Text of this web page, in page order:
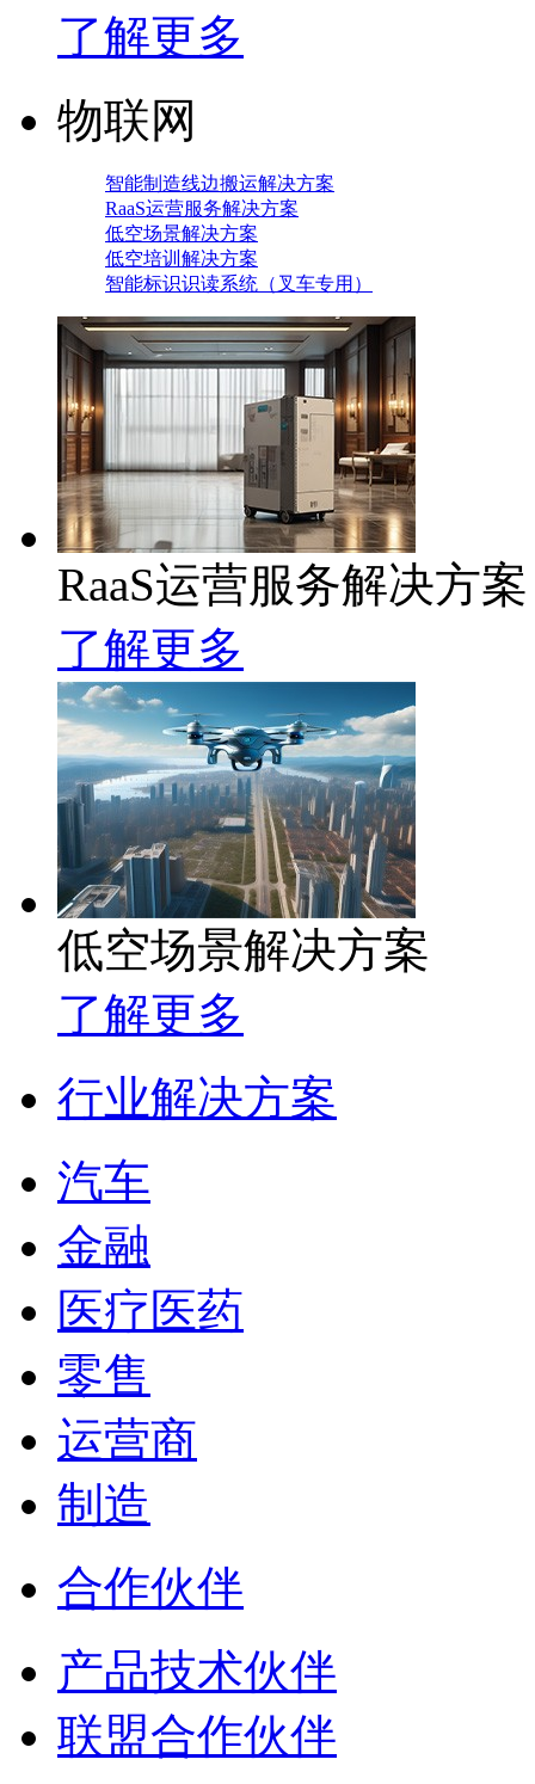
了解更多
物联网
智能制造线边搬运解决方案
RaaS运营服务解决方案
低空场景解决方案
低空培训解决方案
智能标识识读系统（叉车专用）
RaaS运营服务解决方案
了解更多
低空场景解决方案
了解更多
行业解决方案
汽车
金融
医疗医药
零售
运营商
制造
合作伙伴
产品技术伙伴
联盟合作伙伴